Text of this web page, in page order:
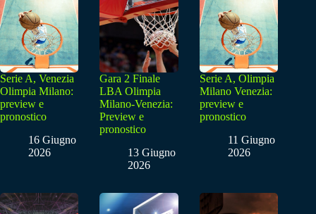
Serie A, Venezia
Olimpia Milano:
preview e
pronostico
16 Giugno
2026
Gara 2 Finale
LBA Olimpia
Milano-Venezia:
Preview e
pronostico
13 Giugno
2026
Serie A, Olimpia
Milano Venezia:
preview e
pronostico
11 Giugno
2026